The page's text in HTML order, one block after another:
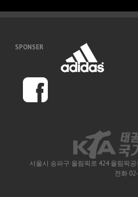
SPONSER
서울시 송파구 올림픽로 424 올림픽
전화